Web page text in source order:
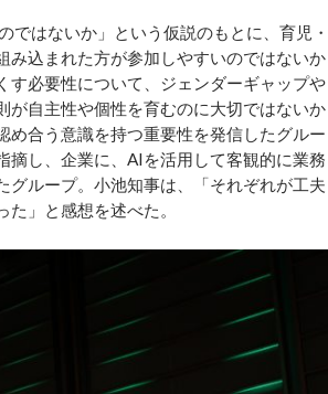
はないか」という仮説のもとに、 育児・
み込まれた方が参加しやすいのではないか
す必要性について、ジェンダーギャップや
が自主性や個性を育むのに大切ではないか
め合う意識を持つ重要性を発信したグルー
摘し、企業に、AIを活用して客観的に業務
ループ。小池知事は、「それぞれが工夫
」と感想を述べた。